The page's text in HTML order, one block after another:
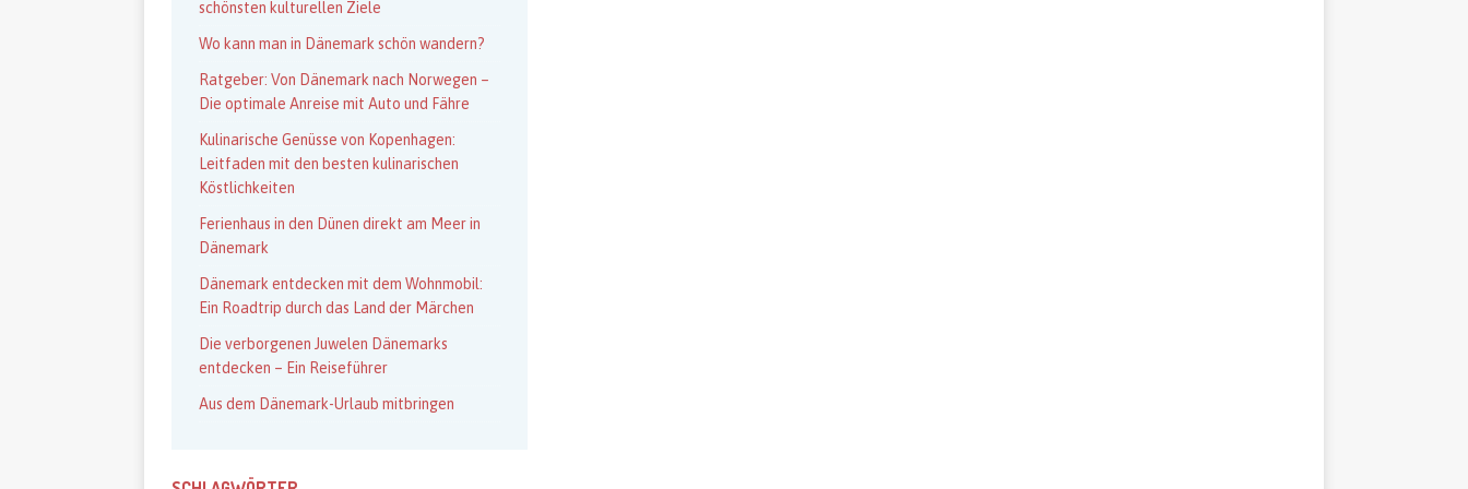
schönsten kulturellen Ziele
Wo kann man in Dänemark schön wandern?
Ratgeber: Von Dänemark nach Norwegen –
Die optimale Anreise mit Auto und Fähre
Kulinarische Genüsse von Kopenhagen:
Leitfaden mit den besten kulinarischen
Köstlichkeiten
Ferienhaus in den Dünen direkt am Meer in
Dänemark
Dänemark entdecken mit dem Wohnmobil:
Ein Roadtrip durch das Land der Märchen
Die verborgenen Juwelen Dänemarks
entdecken – Ein Reiseführer
Aus dem Dänemark-Urlaub mitbringen